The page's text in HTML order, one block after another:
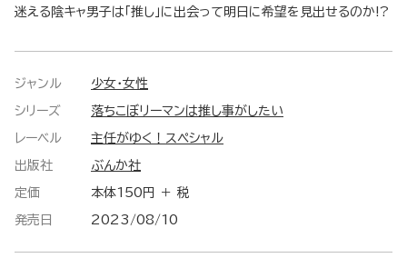
迷える陰キャ男子は「推し」に出会って明日に希望を見出せるのか!?
ジャンル 少女・女性
シリーズ 落ちこぼリーマンは推し事がしたい
レーベル 主任がゆく！スペシャル
出版社 ぶんか社
定価 本体150円 ＋ 税
発売日 2023/08/10